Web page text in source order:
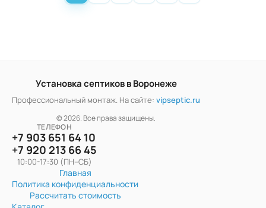
Установка септиков в Воронеже
Профессиональный монтаж. На сайте: vipseptic.ru
© 2026. Все права защищены.
ТЕЛЕФОН
+7 903 651 64 10
+7 920 213 66 45
10:00-17:30 (ПН–СБ)
Главная
Политика конфиденциальности
Рассчитать стоимость